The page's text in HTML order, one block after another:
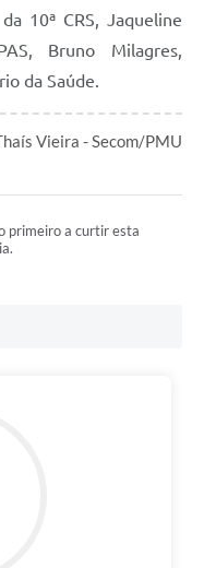
10ª CRS, Jaqueline
Bruno Milagres,
da Saúde.
Vieira - Secom/PMU
primeiro a curtir esta